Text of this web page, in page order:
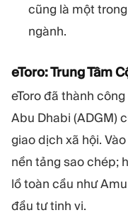
cũng là một
ngành.
eToro: Trung Tâm
eToro đã thành
Abu Dhabi (ADGM)
giao dịch xã hội.
nền tảng sao chép;
lồ toàn cầu như
đầu tư tinh vi.